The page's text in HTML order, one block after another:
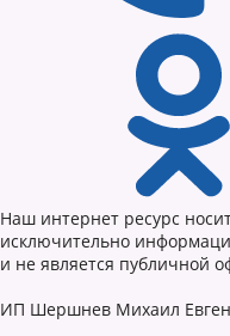
Наш интернет ресурс
исключительно
и не является публичной
ИП Шершнев Михаил